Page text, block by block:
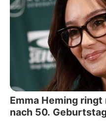
Emma Heming
nach 50.